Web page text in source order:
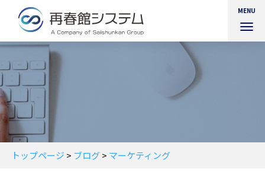
MENU
トップページ > ブログ> マーケティング